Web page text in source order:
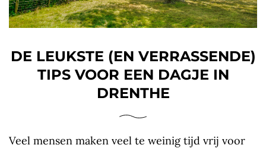
DE LEUKSTE (EN VERRASSENDE)
TIPS VOOR EEN DAGJE IN
DRENTHE
Veel mensen maken veel te weinig tijd vrij voor